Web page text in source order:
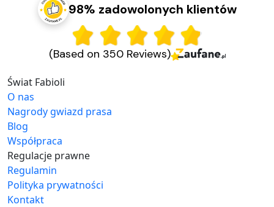
98% zadowolonych klientów
(Based on 350 Reviews)
Świat Fabioli
O nas
Nagrody gwiazd prasa
Blog
Współpraca
Regulacje prawne
Regulamin
Polityka prywatności
Kontakt